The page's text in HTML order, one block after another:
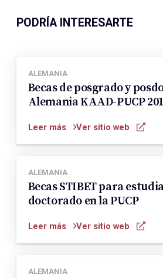
PODRÍA INTERESARTE
ALEMANIA
Becas de posgrado y
Alemania KAAD-PUCP
Leer más Ver sitio web
ALEMANIA
Becas STIBET para
doctorado en la PUCP
Leer más Ver sitio web
ALEMANIA